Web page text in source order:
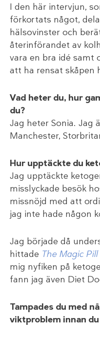
I den här intervjun,
förkortats något,
hälsovinster och
återinförandet av
vara en bra idé samt
att ha rensat skåpen
Vad heter du, hur
du?
Jag heter Sonia. Jag
Manchester,
Hur upptäckte du
Jag upptäckte
misslyckade besök
missnöjd med att
jag inte hade någon
Jag började då
hittade The Magic Pill
mig nyfiken på
fann jag även Diet
Tampades du med
viktproblem innan